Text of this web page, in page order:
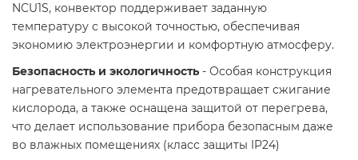
NCU1S, конвектор поддерживает заданную
температуру с высокой точностью, обеспечивая
экономию электроэнергии и комфортную атмосферу.​
Безопасность и экологичность - Особая конструкция
нагревательного элемента предотвращает сжигание
кислорода, а также оснащена защитой от перегрева,
что делает использование прибора безопасным даже
во влажных помещениях (класс защиты IP24)